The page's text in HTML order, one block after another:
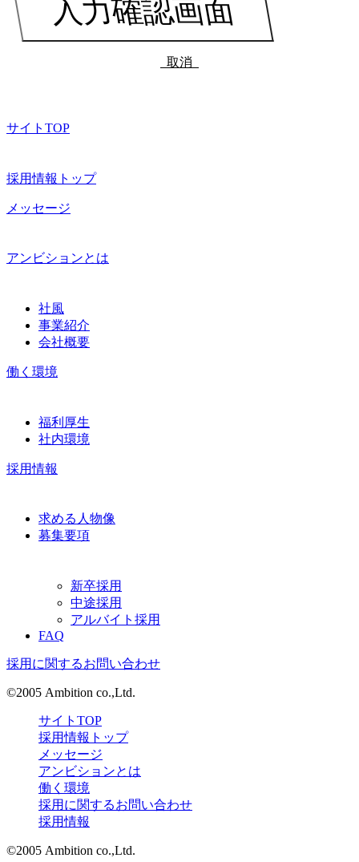
取消
サイトTOP
採用情報トップ
メッセージ
アンビションとは
社風
事業紹介
会社概要
働く環境
福利厚生
社内環境
採用情報
求める人物像
募集要項
新卒採用
中途採用
アルバイト採用
FAQ
採用に関するお問い合わせ
©2005 Ambition co.,Ltd.
サイトTOP
採用情報トップ
メッセージ
アンビションとは
働く環境
採用に関するお問い合わせ
採用情報
©2005 Ambition co.,Ltd.